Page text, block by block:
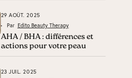
29 AOÛT. 2025
Par Edito Beauty Therapy
AHA / BHA : différences et
actions pour votre peau
23 JUIL. 2025